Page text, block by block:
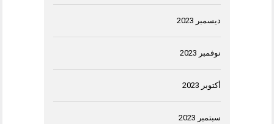
ديسمبر 2023
نوفمبر 2023
أكتوبر 2023
سبتمبر 2023